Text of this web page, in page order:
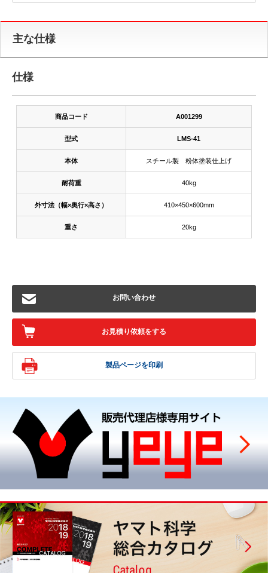
主な仕様
仕様
商品コード A001299
型式 LMS-41
本体 スチール製 粉体塗装仕上げ
耐荷重 40kg
外寸法（幅×奥行×高さ） 410×450×600mm
重さ 20kg
お問い合わせ
お見積り依頼をする
製品ページを印刷